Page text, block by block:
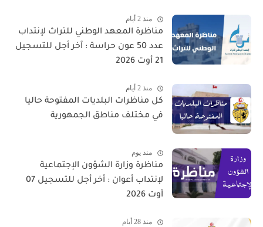
منذ 2 أيام
مناظرة المعهد الوطني للتراث لإنتداب
عدد 50 عون حراسة : آخر أجل للتسجيل
21 أوت 2026
منذ 2 أيام
كل مناظرات البلديات المفتوحة حاليا
في مختلف مناطق الجمهورية
منذ يوم
مناظرة وزارة الشؤون الإجتماعية
لإنتداب أعوان : أخر أجل للتسجيل 07
أوت 2026
منذ 28 أيام